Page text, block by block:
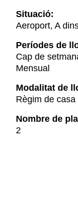
Situació:
Aeroport, A
Períodes de
Cap de
Mensual
Modalitat de
Règim de
Nombre de
2